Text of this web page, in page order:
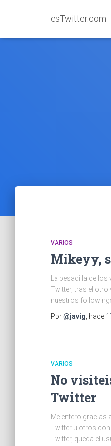
esTwitter.com
VARIOS
Mikeyy,
La pesadilla de
Twitter, tras el
nuestros
Por@javig , hace
VARIOS
No
Twitter
Me entero gracias
Twitter u otros con
Twitter, queda el